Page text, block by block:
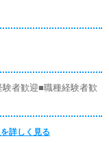
者歓迎■職種経験者歓
詳しく見る